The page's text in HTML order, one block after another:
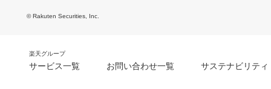
© Rakuten Securities, Inc.
楽天グループ
サービス一覧 お問い合わせ一覧 サステナビリティ